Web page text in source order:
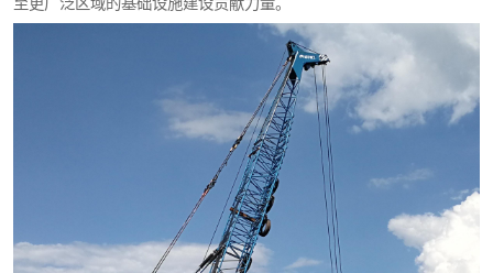
至更广泛区域的基础设施建设贡献力量。